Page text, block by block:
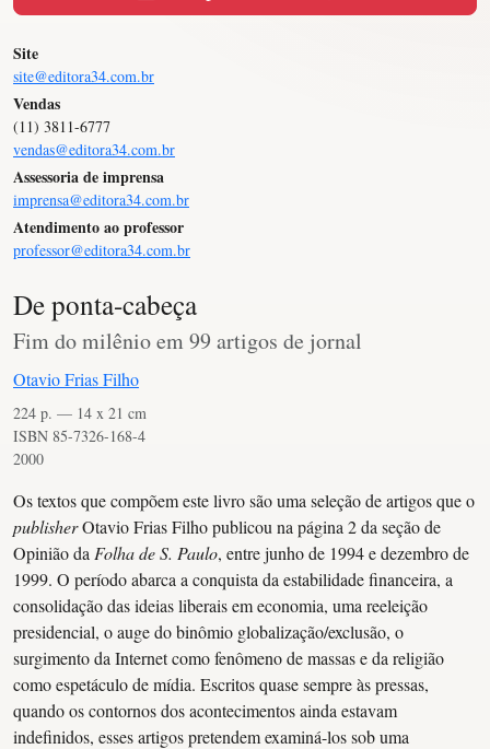
Site
site@editora34.com.br
Vendas
(11) 3811-6777
vendas@editora34.com.br
Assessoria de imprensa
imprensa@editora34.com.br
Atendimento ao professor
professor@editora34.com.br
De ponta-cabeça
Fim do milênio em 99 artigos de jornal
Otavio Frias Filho
224 p. — 14 x 21 cm
ISBN 85-7326-168-4
2000
Os textos que compõem este livro são uma seleção de artigos que o
publisherOtavio Frias Filho publicou na página 2 da seção de
Opinião da Folha de S. Paulo, entre junho de 1994 e dezembro de
1999. O período abarca a conquista da estabilidade financeira, a
consolidação das ideias liberais em economia, uma reeleição
presidencial, o auge do binômio globalização/exclusão, o
surgimento da Internet como fenômeno de massas e da religião
como espetáculo de mídia. Escritos quase sempre às pressas,
quando os contornos dos acontecimentos ainda estavam
indefinidos, esses artigos pretendem examiná-los sob uma